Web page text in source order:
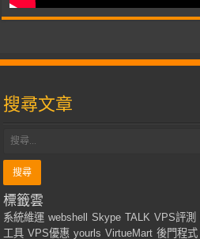
搜尋文章
標籤雲
系統維運 webshell Skype TALK VPS評測
工具 VPS優惠 yourls VirtueMart 後門程式